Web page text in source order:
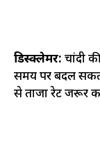
डिस्क्लेमर: चांदी
समय पर बदल
से ताजा रेट जरूर